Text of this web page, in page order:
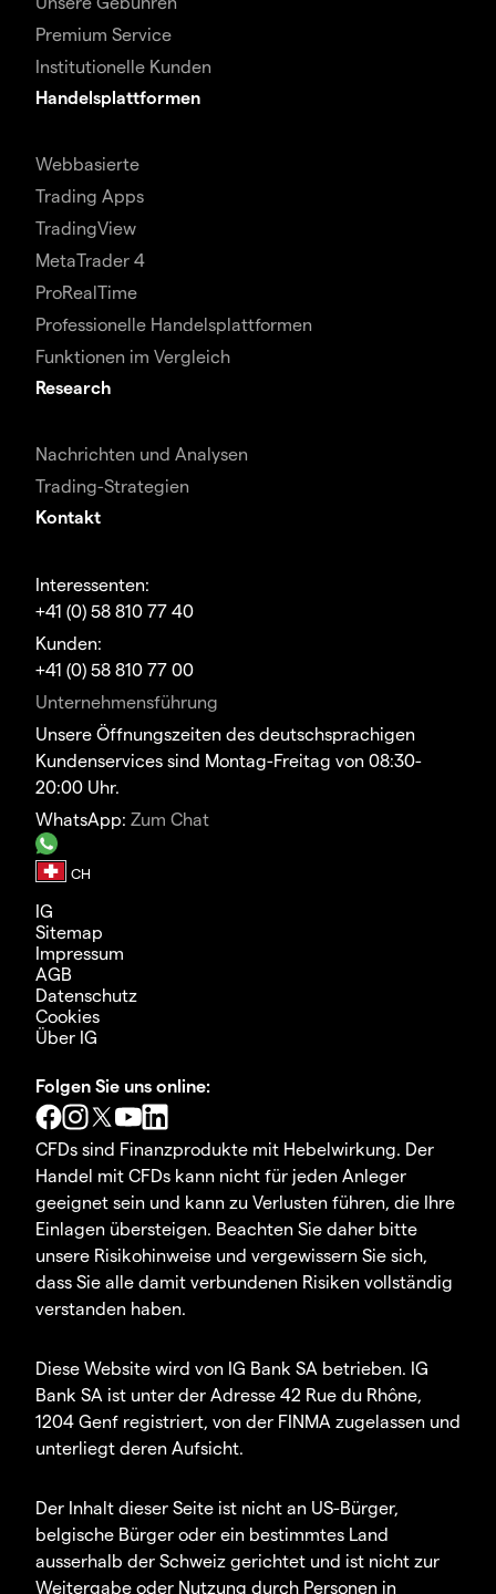
Premium Service
Institutionelle Kunden
Handelsplattformen
Webbasierte
Trading Apps
TradingView
MetaTrader 4
ProRealTime
Professionelle Handelsplattformen
Funktionen im Vergleich
Research
Nachrichten und Analysen
Trading-Strategien
Kontakt
Interessenten:
+41 (0) 58 810 77 40
Kunden:
+41 (0) 58 810 77 00
Unternehmensführung
Unsere Öffnungszeiten des deutschsprachigen
Kundenservices sind Montag-Freitag von 08:30-
20:00 Uhr.
WhatsApp: Zum Chat
IG
Sitemap
Impressum
AGB
Datenschutz
Cookies
Über IG
Folgen Sie uns online:
CFDs sind Finanzprodukte mit Hebelwirkung. Der
Handel mit CFDs kann nicht für jeden Anleger
geeignet sein und kann zu Verlusten führen, die Ihre
Einlagen übersteigen. Beachten Sie daher bitte
unsere Risikohinweise und vergewissern Sie sich,
dass Sie alle damit verbundenen Risiken vollständig
verstanden haben.
Diese Website wird von IG Bank SA betrieben. IG
Bank SA ist unter der Adresse 42 Rue du Rhône,
1204 Genf registriert, von der FINMA zugelassen und
unterliegt deren Aufsicht.
Der Inhalt dieser Seite ist nicht an US-Bürger,
belgische Bürger oder ein bestimmtes Land
ausserhalb der Schweiz gerichtet und ist nicht zur
Weitergabe oder Nutzung durch Personen in